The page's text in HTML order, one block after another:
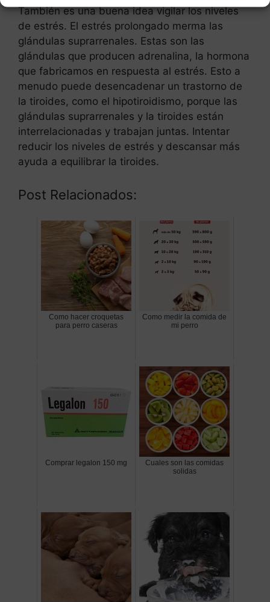
También es una buena idea vigilar los niveles
de estrés. El estrés prolongado merma las
glándulas suprarrenales. Estas son las
glándulas que producen adrenalina, la hormona
que fabricamos en respuesta al estrés. Esto a
menudo puede desencadenar un trastorno de
la tiroides, como el hipotiroidismo, porque las
glándulas suprarrenales y la tiroides están
interrelacionadas y trabajan juntas. Intentar
reducir los niveles de estrés y descansar más
ayuda a equilibrar la tiroides.
Post Relacionados:
Como hacer croquetas
para perro caseras
Como medir la comida de
mi perro
Comprar legalon 150 mg
Cuales son las comidas
solidas